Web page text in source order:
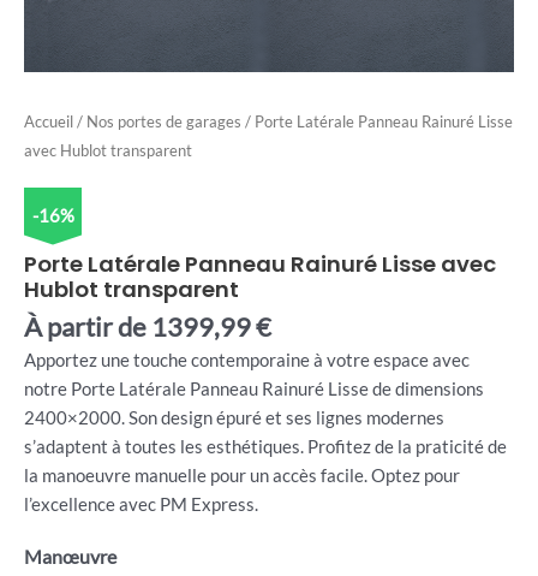
Accueil/ Nos portes de garages / Porte Latérale Panneau Rainuré Lisse
avec Hublot transparent
-16%
Porte Latérale Panneau Rainuré Lisse avec
Hublot transparent
À partir de 1399,99€
Apportez une touche contemporaine à votre espace avec
notre Porte Latérale Panneau Rainuré Lisse de dimensions
2400×2000. Son design épuré et ses lignes modernes
s’adaptent à toutes les esthétiques. Profitez de la praticité de
la manoeuvre manuelle pour un accès facile. Optez pour
l’excellence avec PM Express.
Manœuvre